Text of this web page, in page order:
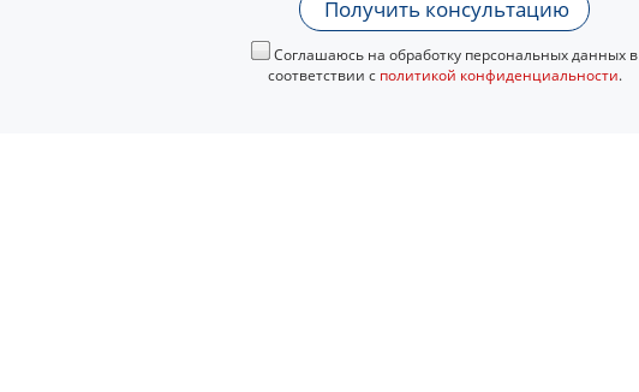
Получить консультацию
Соглашаюсь на обработку персональных данных в
соответствии с политикой конфиденциальности.